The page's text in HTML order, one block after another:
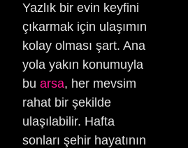
Yazlık bir evin keyfini
çıkarmak için ulaşımın
kolay olması şart. Ana
yola yakın konumuyla
buarsa, her mevsim
rahat bir şekilde
ulaşılabilir. Hafta
sonları şehir hayatının